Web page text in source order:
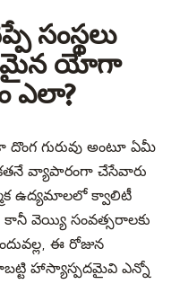
సంస్థలు
యోగా
ఎలా?
దొంగ గురువు అంటూ ఏమీ
వ్యాపారంగా చేసేవారు
ఉద్యమాలలో క్వాలిటీ
వెయ్యి సంవత్సరాలకు
ఈ రోజున
హాస్యాస్పదమైవి ఎన్నో